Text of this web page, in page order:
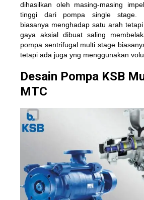
dihasilkan oleh masing-masing
tinggi dari pompa single stage.
biasanya menghadap satu arah
gaya aksial dibuat saling
pompa sentrifugal multi stage
tetapi ada juga yng menggunakan
Desain Pompa KSB
MTC